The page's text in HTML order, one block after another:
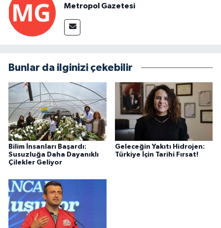
Metropol Gazetesi
Bunlar da ilginizi çekebilir
Bilim İnsanları Başardı:
Susuzluğa Daha Dayanıklı
Çilekler Geliyor
Geleceğin Yakıtı Hidrojen:
Türkiye İçin Tarihi Fırsat!